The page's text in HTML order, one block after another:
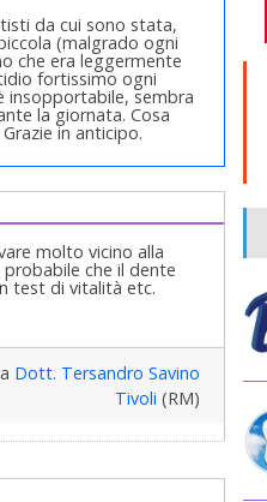
da cui sono stata,
(malgrado ogni
che era leggermente
fortissimo ogni
insopportabile, sembra
la giornata. Cosa
in anticipo.
molto vicino alla
che il dente
test di vitalità etc.
Dott. Tersandro Savino
Tivoli (RM)